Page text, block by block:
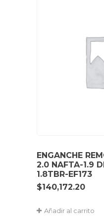
ENGANCHE
2.0 NAFTA-1.9
1.8TBR-EF173
$140,172.20
Añadir al carrito